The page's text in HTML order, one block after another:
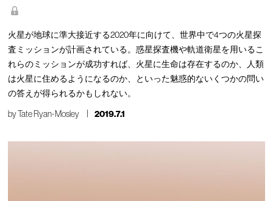
火星が地球に準大接近する2020年に向けて、世界中で4つの火星探
査ミッションが計画されている。惑星探査機や軌道衛星を用いるこ
れらのミッションが成功すれば、火星に生命は存在するのか、人類
は火星に住めるようになるのか、といった魅惑的ないくつかの問い
の答えが得られるかもしれない。
byTate Ryan-Mosley 2019.7.1